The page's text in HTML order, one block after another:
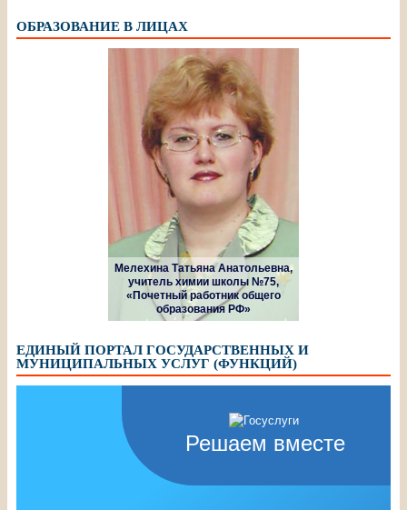
ОБРАЗОВАНИЕ В ЛИЦАХ
Мелехина Татьяна Анатольевна,
учитель химии школы №75,
«Почетный работник общего
образования РФ»
ЕДИНЫЙ ПОРТАЛ ГОСУДАРСТВЕННЫХ И
МУНИЦИПАЛЬНЫХ УСЛУГ (ФУНКЦИЙ)
Решаем вместе